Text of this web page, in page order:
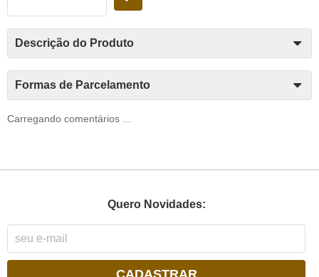
Descrição do Produto
Formas de Parcelamento
Carregando comentários ...
Quero Novidades: